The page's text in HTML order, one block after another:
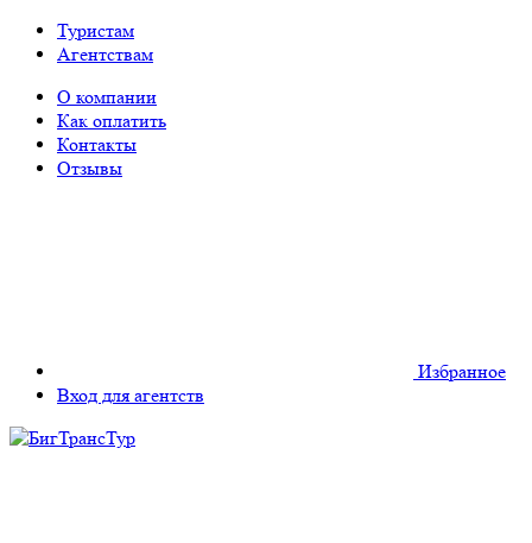
Туристам
Агентствам
О компании
Как оплатить
Контакты
Отзывы
Избранное
Вход для агентств